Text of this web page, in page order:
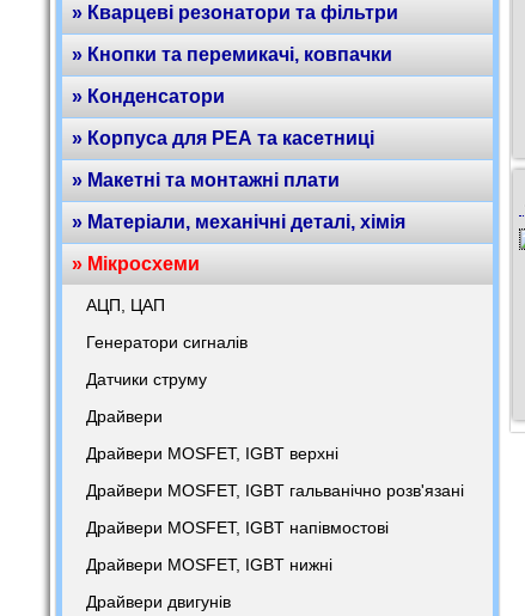
» Кварцеві резонатори та фільтри
» Кнопки та перемикачі, ковпачки
» Конденсатори
» Корпуса для РЕА та касетниці
» Макетні та монтажні плати
» Матеріали, механічні деталі, хімія
» Мікросхеми
АЦП, ЦАП
Генератори сигналів
Датчики струму
Драйвери
Драйвери MOSFET, IGBT верхні
Драйвери MOSFET, IGBT гальванічно розв'язані
Драйвери MOSFET, IGBT напівмостові
Драйвери MOSFET, IGBT нижні
Драйвери двигунів